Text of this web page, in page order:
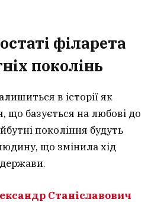
філарета
поколінь
в історії як
що базується на любові до
покоління будуть
що змінила хід
держави.
Станіславович